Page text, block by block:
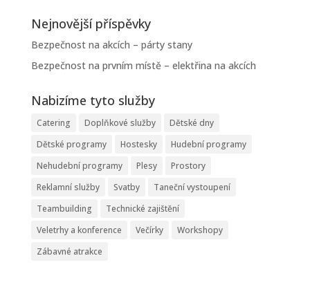
Nejnovější příspěvky
Bezpečnost na akcích – párty stany
Bezpečnost na prvním místě – elektřina na akcích
Nabizíme tyto služby
Catering Doplňkové služby
Dětské dny
Dětské programy
Hostesky
Hudební programy
Nehudební programy
Plesy
Prostory
Reklamní služby
Svatby
Taneční vystoupení
Teambuilding
Technické zajištění
Veletrhy a konference
Večírky
Workshopy
Zábavné atrakce